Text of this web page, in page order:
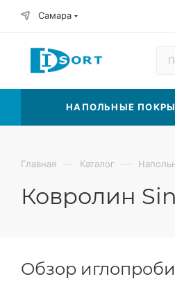
Самара
НАПОЛЬНЫЕ
Главная — Каталог —
Ковролин
Обзор